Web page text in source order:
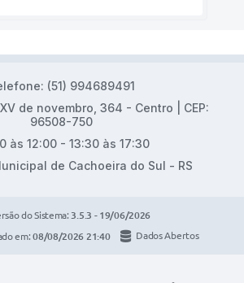
(51) 994689491
de novembro, 364 - Centro | CEP:
96508-750
às 12:00 - 13:30 às 17:30
de Cachoeira do Sul - RS
do Sistema: 3.5.3 - 19/06/2026
em:08/08/2026 21:40 Dados Abertos